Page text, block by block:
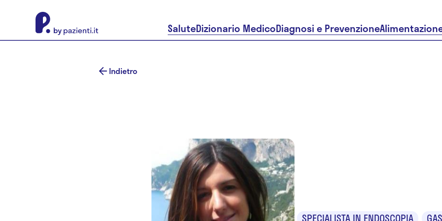
SaluteDizionario MedicoDiagnosi e Prevenzione
Indietro
SPECIALISTA IN ENDOSCOPIA